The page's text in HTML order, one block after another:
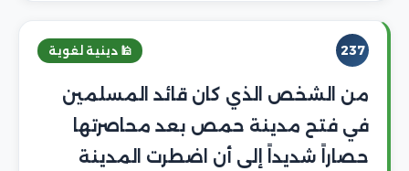
237 🕌 دينية لغوية
من الشخص الذي كان قائد المسلمين
في فتح مدينة حمص بعد محاصرتها
حصاراً شديداً إلى أن اضطرت المدينة